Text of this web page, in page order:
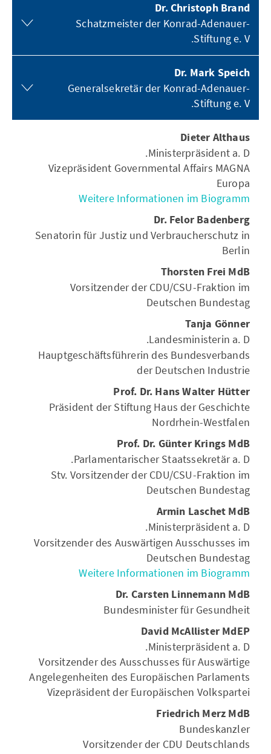
Dr. Christoph Brand
Schatzmeister der Konrad-Adenauer-
Stiftung e. V.
Dr. Mark Speich
Generalsekretär der Konrad-Adenauer-
Stiftung e. V.
Dieter Althaus
Ministerpräsident a. D.
Vizepräsident Governmental Affairs MAGNA
Europa
Weitere Informationen im Biogramm
Dr. Felor Badenberg
Senatorin für Justiz und Verbraucherschutz in
Berlin
Thorsten Frei MdB
Vorsitzender der CDU/CSU-Fraktion im
Deutschen Bundestag
Tanja Gönner
Landesministerin a. D.
Hauptgeschäftsführerin des Bundesverbands
der Deutschen Industrie
Prof. Dr. Hans Walter Hütter
Präsident der Stiftung Haus der Geschichte
Nordrhein-Westfalen
Prof. Dr. Günter Krings MdB
Parlamentarischer Staatssekretär a. D.
Stv. Vorsitzender der CDU/CSU-Fraktion im
Deutschen Bundestag
Armin Laschet MdB
Ministerpräsident a. D.
Vorsitzender des Auswärtigen Ausschusses im
Deutschen Bundestag
Weitere Informationen im Biogramm
Dr. Carsten Linnemann MdB
Bundesminister für Gesundheit
David McAllister MdEP
Ministerpräsident a. D.
Vorsitzender des Ausschusses für Auswärtige
Angelegenheiten des Europäischen Parlaments
Vizepräsident der Europäischen Volkspartei
Friedrich Merz MdB
Bundeskanzler
Vorsitzender der CDU Deutschlands